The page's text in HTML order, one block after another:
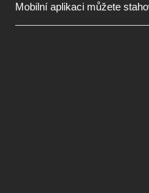
Mobilní aplikaci můžete